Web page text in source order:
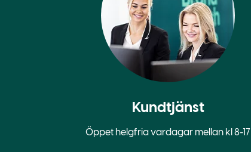
Kundtjänst
Öppet helgfria vardagar mellan kl 8-17